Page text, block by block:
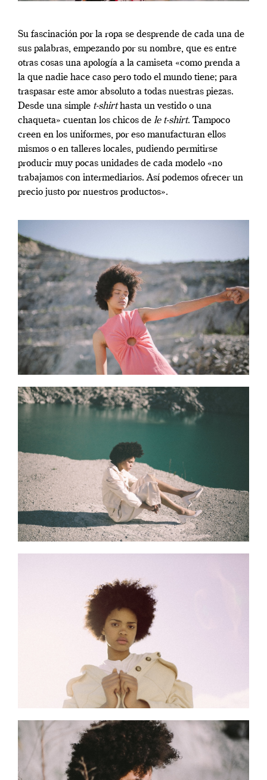
Su fascinación por la ropa se desprende de cada una de
sus palabras, empezando por su nombre, que es entre
otras cosas una apología a la camiseta «como prenda a
la que nadie hace caso pero todo el mundo tiene; para
traspasar este amor absoluto a todas nuestras piezas.
Desde una simple t-shirthasta un vestido o una
chaqueta» cuentan los chicos de le t-shirt. Tampoco
creen en los uniformes, por eso manufacturan ellos
mismos o en talleres locales, pudiendo permitirse
producir muy pocas unidades de cada modelo «no
trabajamos con intermediarios. Así podemos ofrecer un
precio justo por nuestros productos».